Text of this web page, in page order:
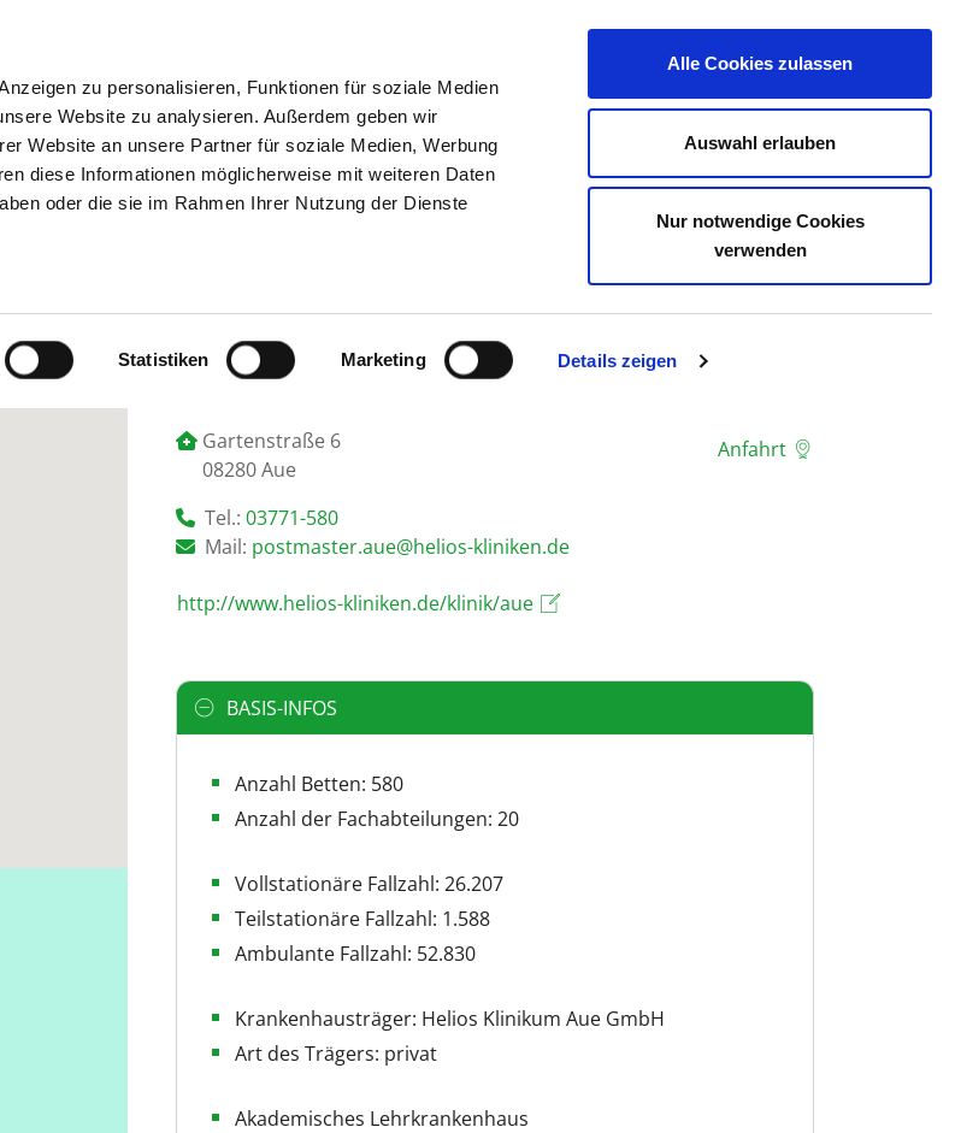
zu personalisieren, Funktionen für soziale Medien
Website zu analysieren. Außerdem geben wir
Website an unsere Partner für soziale Medien, Werbung
diese Informationen möglicherweise mit weiteren Daten
oder die sie im Rahmen Ihrer Nutzung der Dienste
Statistiken Marketing Details zeigen
Alle Cookies zulassen
Auswahl erlauben
Nur notwendige Cookies
verwenden
SUCHEN TIPPS & HILFE STELLENBÖRSE KONTAKT
KLINIKUM AUE
Gartenstraße 6
08280 Aue
Tel.: 03771-580
Mail: ed.nekinilk-soileh@eua.retsamtsop
Anfahrt
http://www.helios-kliniken.de/klinik/aue
BASIS-INFOS
Anzahl Betten: 580
Anzahl der Fachabteilungen: 20
Vollstationäre Fallzahl: 26.207
Teilstationäre Fallzahl: 1.588
Ambulante Fallzahl: 52.830
Krankenhausträger: Helios Klinikum Aue GmbH
Art des Trägers: privat
Akademisches Lehrkrankenhaus